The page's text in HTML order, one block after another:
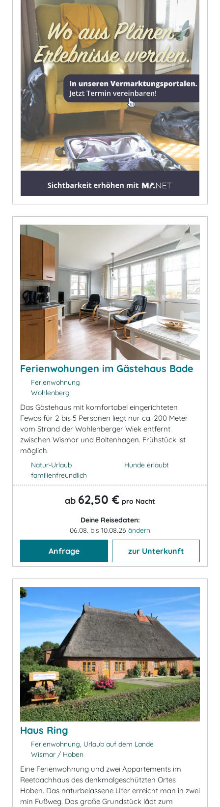
Ferienwohungen im Gästehaus Bade
Ferienwohnung
Wohlenberg
Das Gästehaus mit komfortabel eingerichteten
Fewos für 2 bis 5 Personen liegt nur ca. 200 Meter
vom Strand der Wohlenberger Wiek entfernt
zwischen Wismar und Boltenhagen. Frühstück ist
möglich.
Natur-Urlaub
familienfreundlich
Hunde erlaubt
ab 62,50 € pro Nacht
Deine Reisedaten:
06.08. bis 10.08.26 ändern
Anfrage zur Unterkunft
Haus Ring
Ferienwohnung, Urlaub auf dem Lande
Wismar / Hoben
Eine Ferienwohnung und zwei Appartements im
Reetdachhaus des denkmalgeschützten Ortes
Hoben. Das naturbelassene Ufer erreicht man in zwei
min Fußweg. Das große Grundstück lädt zum